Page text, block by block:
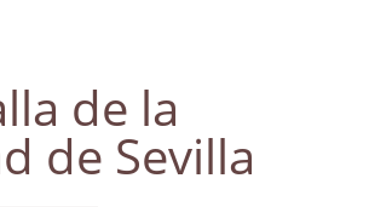
de la
de Sevilla